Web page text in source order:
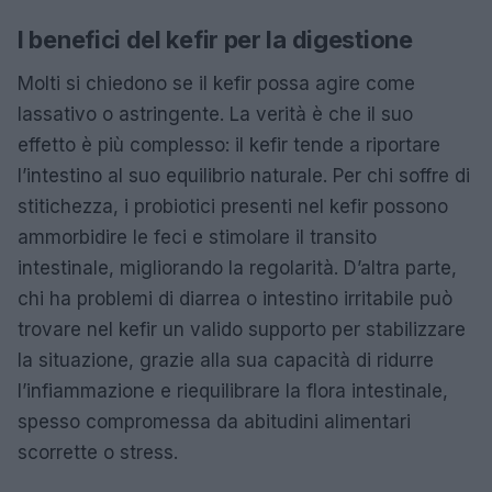
I benefici del kefir per la digestione
Molti si chiedono se il kefir possa agire come
lassativo o astringente. La verità è che il suo
effetto è più complesso: il kefir tende a riportare
l’intestino al suo equilibrio naturale. Per chi soffre di
stitichezza, i probiotici presenti nel kefir possono
ammorbidire le feci e stimolare il transito
intestinale, migliorando la regolarità. D’altra parte,
chi ha problemi di diarrea o intestino irritabile può
trovare nel kefir un valido supporto per stabilizzare
la situazione, grazie alla sua capacità di ridurre
l’infiammazione e riequilibrare la flora intestinale,
spesso compromessa da abitudini alimentari
scorrette o stress.